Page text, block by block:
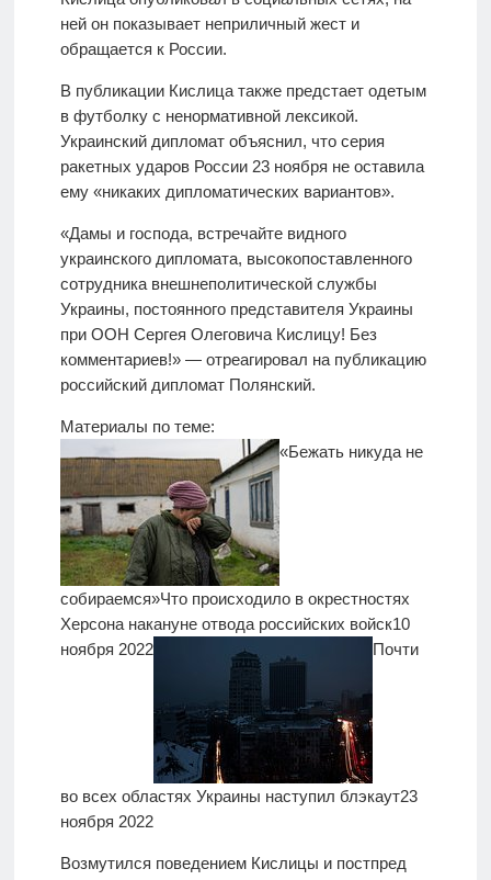
ней он показывает неприличный жест и
обращается к России.
В публикации Кислица также предстает одетым
в футболку с ненормативной лексикой.
Украинский дипломат объяснил, что серия
ракетных ударов России 23 ноября не оставила
ему «никаких дипломатических вариантов».
«Дамы и господа, встречайте видного
украинского дипломата, высокопоставленного
сотрудника внешнеполитической службы
Украины, постоянного представителя Украины
при ООН Сергея Олеговича Кислицу! Без
комментариев!» — отреагировал на публикацию
российский дипломат Полянский.
Материалы по теме:
«Бежать никуда не
собираемся»Что происходило в окрестностях
Херсона накануне отвода российских войск10
ноября 2022
Почти
во всех областях Украины наступил блэкаут23
ноября 2022
Возмутился поведением Кислицы и постпред